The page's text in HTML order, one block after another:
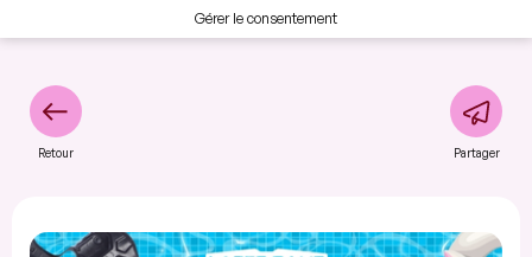
Gérer le consentement
Retour Partager